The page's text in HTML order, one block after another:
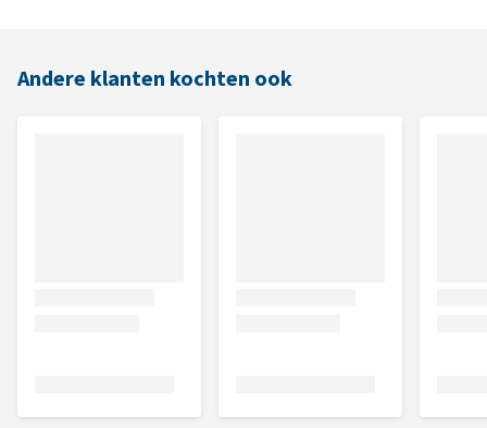
Andere klanten kochten ook